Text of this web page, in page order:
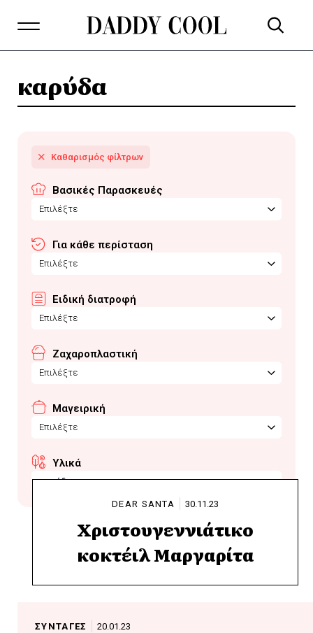
καρύδα
Βασικές Παρασκευές
Επιλέξτε
Για κάθε περίσταση
Επιλέξτε
Ειδική διατροφή
Επιλέξτε
Ζαχαροπλαστική
Επιλέξτε
Μαγειρική
Επιλέξτε
Υλικά
καρύδα
DEAR SANTA 30.11.23
Χριστουγεννιάτικο
κοκτέιλ Μαργαρίτα
ΣΥΝΤΑΓΕΣ 20.01.23